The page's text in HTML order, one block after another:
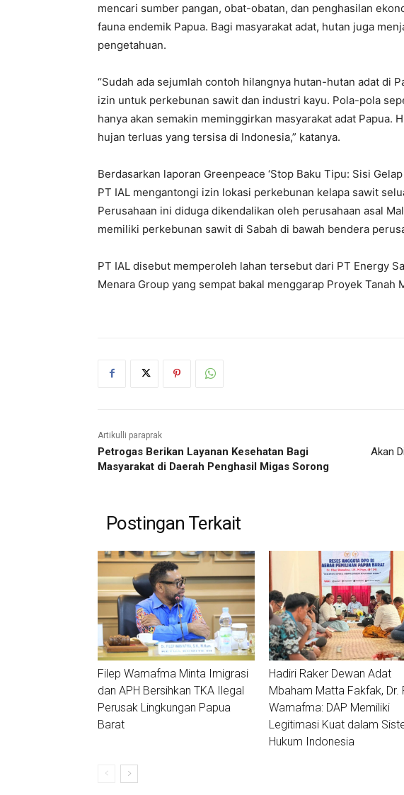
mencari sumber pangan, obat-obatan, dan penghasilan
fauna endemik Papua. Bagi masyarakat adat, hutan juga
pengetahuan.
“Sudah ada sejumlah contoh hilangnya hutan-hutan adat di
izin untuk perkebunan sawit dan industri kayu. Pola-pola
hanya akan semakin meminggirkan masyarakat adat Papua.
hujan terluas yang tersisa di Indonesia,” katanya.
Berdasarkan laporan Greenpeace ‘Stop Baku Tipu: Sisi
PT IAL mengantongi izin lokasi perkebunan kelapa sawit
Perusahaan ini diduga dikendalikan oleh perusahaan asal
memiliki perkebunan sawit di Sabah di bawah bendera
PT IAL disebut memperoleh lahan tersebut dari PT Energy
Menara Group yang sempat bakal menggarap Proyek Tanah
Artikulli paraprak
Petrogas Berikan Layanan Kesehatan Bagi
Masyarakat di Daerah Penghasil Migas Sorong
Akan
Postingan Terkait
Filep Wamafma Minta Imigrasi
dan APH Bersihkan TKA Ilegal
Perusak Lingkungan Papua
Barat
Hadiri Raker Dewan Adat
Mbaham Matta Fakfak, Dr.
Wamafma: DAP Memiliki
Legitimasi Kuat dalam
Hukum Indonesia